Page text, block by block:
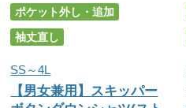
ポケット外し・追加
袖丈直し
SS～4L
【男女兼用】スキッパー